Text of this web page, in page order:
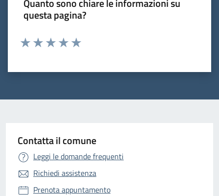
Quanto sono chiare le informazioni su
questa pagina?
Contatta il comune
Leggi le domande frequenti
Richiedi assistenza
Prenota appuntamento